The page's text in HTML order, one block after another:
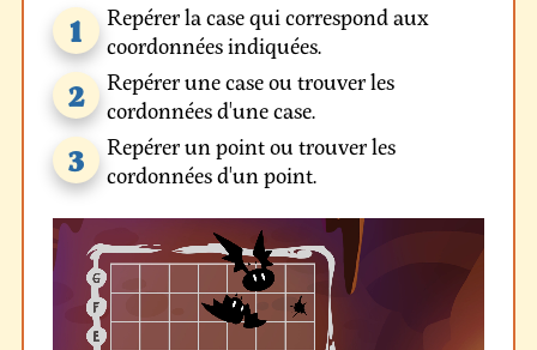
1
Repérer la case qui correspond aux
coordonnées indiquées.
2
Repérer une case ou trouver les
cordonnées d'une case.
3
Repérer un point ou trouver les
cordonnées d'un point.